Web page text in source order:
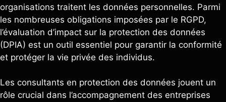
organisations traitent les données personnelles. Parmi
les nombreuses obligations imposées par le RGPD,
l’évaluation d’impact sur la protection des données
(DPIA) est un outil essentiel pour garantir la conformité
et protéger la vie privée des individus.
Les consultants en protection des données jouent un
rôle crucial dans l’accompagnement des entreprises